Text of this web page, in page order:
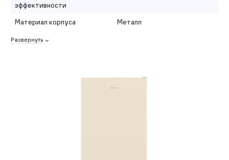
эффективности
Материал корпуса Металл
Развернуть